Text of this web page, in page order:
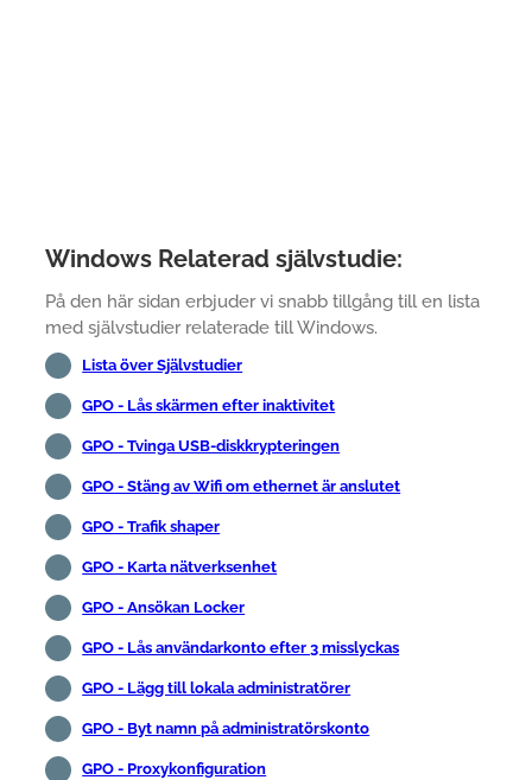
Windows Relaterad självstudie:
På den här sidan erbjuder vi snabb tillgång till en lista
med självstudier relaterade till Windows.
Lista över Självstudier
GPO - Lås skärmen efter inaktivitet
GPO - Tvinga USB-diskkrypteringen
GPO - Stäng av Wifi om ethernet är anslutet
GPO - Trafik shaper
GPO - Karta nätverksenhet
GPO - Ansökan Locker
GPO - Lås användarkonto efter 3 misslyckas
GPO - Lägg till lokala administratörer
GPO - Byt namn på administratörskonto
GPO - Proxykonfiguration